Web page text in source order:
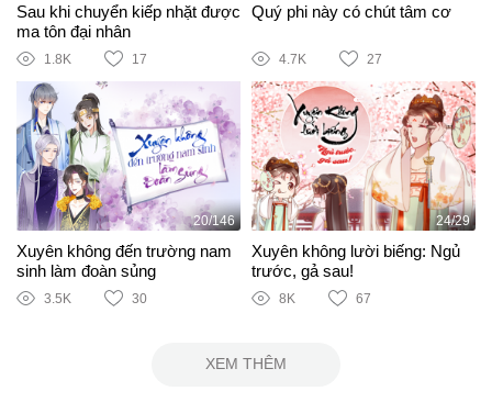
Sau khi chuyển kiếp nhặt được
ma tôn đại nhân
1.8K 17
Quý phi này có chút tâm cơ
4.7K 27
20/146
Xuyên không đến trường nam
sinh làm đoàn sủng
3.5K 30
24/29
Xuyên không lười biếng: Ngủ
trước, gả sau!
8K 67
XEM THÊM